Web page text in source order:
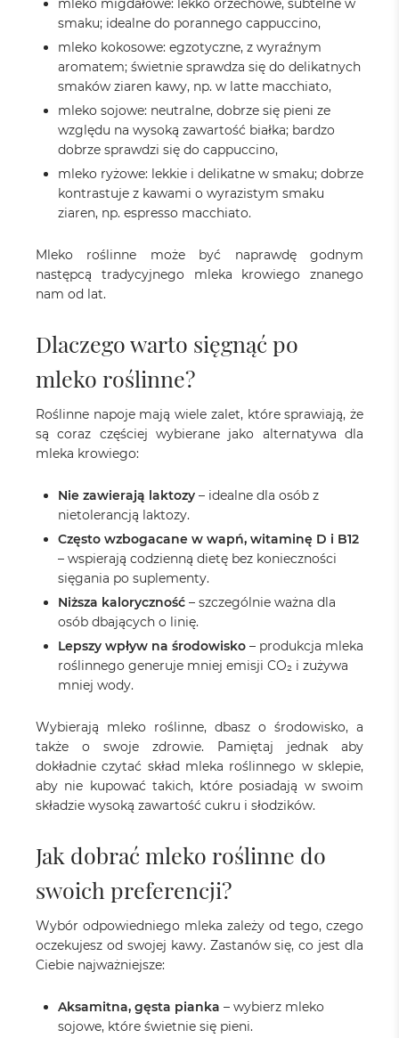
mleko migdałowe: lekko orzechowe, subtelne w
smaku; idealne do porannego cappuccino,
mleko kokosowe: egzotyczne, z wyraźnym
aromatem; świetnie sprawdza się do delikatnych
smaków ziaren kawy, np. w latte macchiato,
mleko sojowe: neutralne, dobrze się pieni ze
względu na wysoką zawartość białka; bardzo
dobrze sprawdzi się do cappuccino,
mleko ryżowe: lekkie i delikatne w smaku; dobrze
kontrastuje z kawami o wyrazistym smaku
ziaren, np. espresso macchiato.
Mleko roślinne może być naprawdę godnym
następcą tradycyjnego mleka krowiego znanego
nam od lat.
Dlaczego warto sięgnąć po
mleko roślinne?
Roślinne napoje mają wiele zalet, które sprawiają, że
są coraz częściej wybierane jako alternatywa dla
mleka krowiego:
Nie zawierają laktozy – idealne dla osób z
nietolerancją laktozy.
Często wzbogacane w wapń, witaminę D i B12
– wspierają codzienną dietę bez konieczności
sięgania po suplementy.
Niższa kaloryczność – szczególnie ważna dla
osób dbających o linię.
Lepszy wpływ na środowisko – produkcja mleka
roślinnego generuje mniej emisji CO₂ i zużywa
mniej wody.
Wybierają mleko roślinne, dbasz o środowisko, a
także o swoje zdrowie. Pamiętaj jednak aby
dokładnie czytać skład mleka roślinnego w sklepie,
aby nie kupować takich, które posiadają w swoim
składzie wysoką zawartość cukru i słodzików.
Jak dobrać mleko roślinne do
swoich preferencji?
Wybór odpowiedniego mleka zależy od tego, czego
oczekujesz od swojej kawy. Zastanów się, co jest dla
Ciebie najważniejsze:
Aksamitna, gęsta pianka – wybierz mleko
sojowe, które świetnie się pieni.